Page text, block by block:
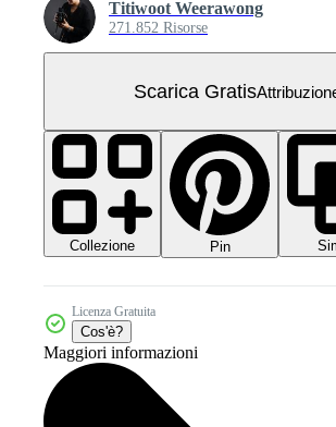
Titiwoot Weerawong
271.852 Risorse
Scarica Gratis
Collezione Pin
Licenza Gratuita
Cos'è?
Maggiori informazioni